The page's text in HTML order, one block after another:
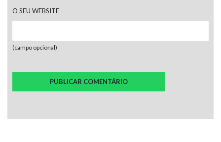
O SEU WEBSITE
(campo opcional)